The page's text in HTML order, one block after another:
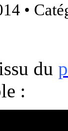
•
du
: